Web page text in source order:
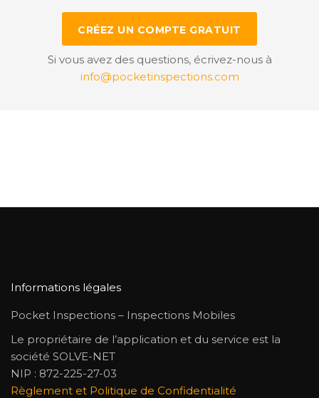
CRÉEZ UN COMPTE GRATUIT
Si vous avez des questions, écrivez-nous à
info@pocketinspections.com
Informations légales
Pocket Inspections – Inspections Mobiles
Le propriétaire de l’application et du service est la
société SOLVE-NET
NIP : 872-225-27-03
Règlement et Politique de Confidentialité